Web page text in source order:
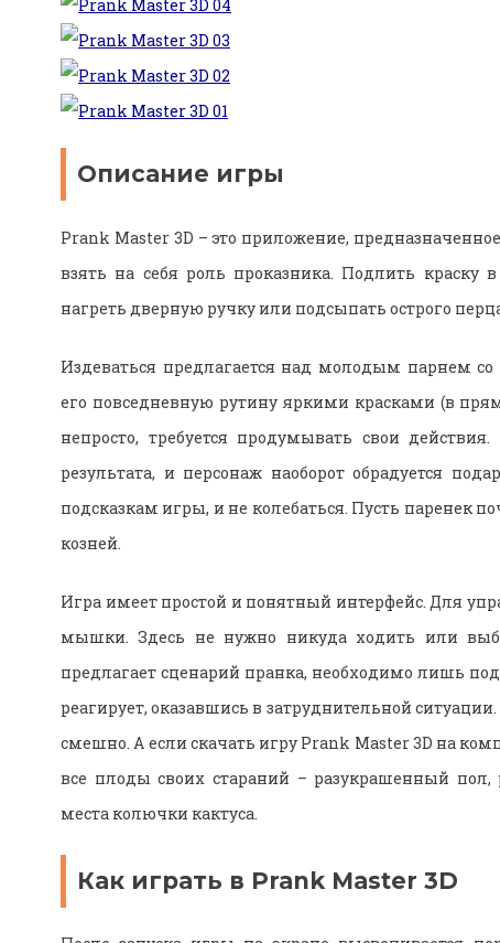
Описание игры
Prank Master 3D – это приложение,
взять на себя роль проказника. Подлить краску
нагреть дверную ручку или подсыпать острого
Издеваться предлагается над молодым парнем
его повседневную рутину яркими красками (в
непросто, требуется продумывать свои
результата, и персонаж наоборот обрадуется
подсказкам игры, и не колебаться. Пусть паренек
козней.
Игра имеет простой и понятный интерфейс. Для
мышки. Здесь не нужно никуда ходить или
предлагает сценарий пранка, необходимо лишь
реагирует, оказавшись в затруднительной
смешно. А если скачать игру Prank Master 3D на
все плоды своих стараний – разукрашенный пол,
места колючки кактуса.
Как играть в Prank Master 3D